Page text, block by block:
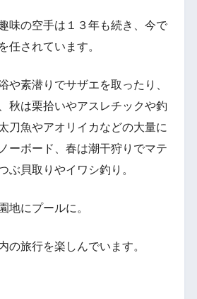
味の空手は１３年も続き、今で
任されています。
や素潜りでサザエを取ったり、
秋は栗拾いやアスレチックや釣
刀魚やアオリイカなどの大量に
ーボード、春は潮干狩りでマテ
ぶ貝取りやイワシ釣り。
地にプールに。
の旅行を楽しんでいます。